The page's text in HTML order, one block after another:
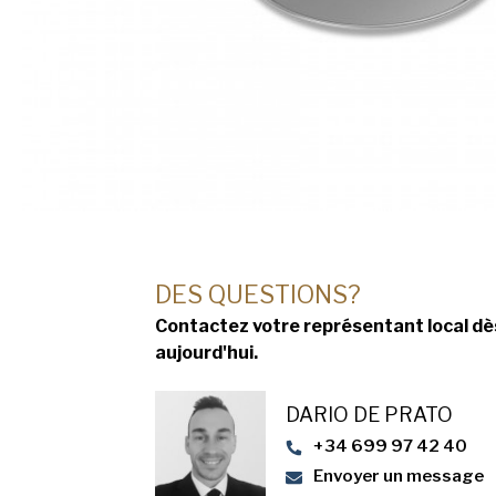
DES QUESTIONS?
Contactez votre représentant local
aujourd'hui.
DARIO DE PRATO
+34 699 97 42 40
Envoyer un message